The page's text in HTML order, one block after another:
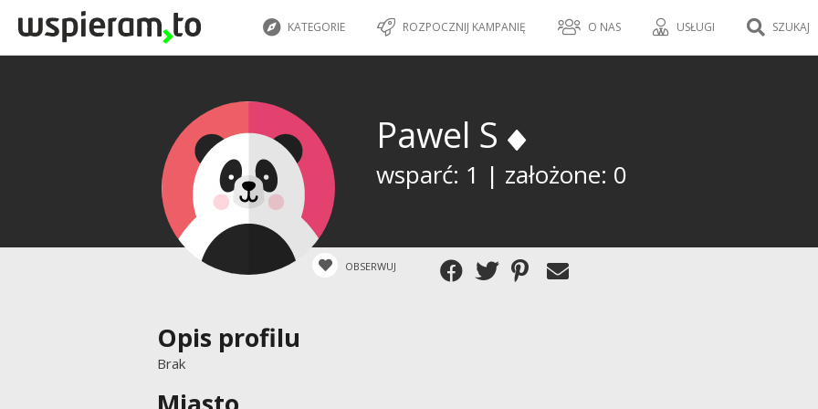
KATEGORIE ROZPOCZNIJ KAMPANIĘ O NAS USŁUGI SZUKAJ
Pawel S
wsparć: 1 | założone: 0
OBSERWUJ
Opis profilu
Brak